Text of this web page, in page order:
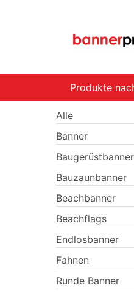
Produkte
Alle
Banner
Baugerüstbanner
Bauzaunbanner
Beachbanner
Beachflags
Endlosbanner
Fahnen
Runde Banner